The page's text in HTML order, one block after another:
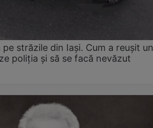
străzile din Iași. Cum a reușit un
poliția și să se facă nevăzut